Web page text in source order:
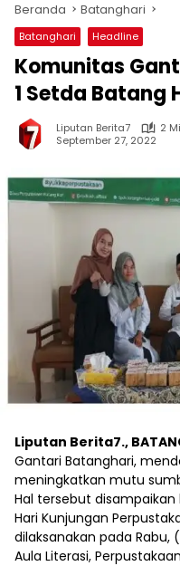
Beranda Batanghari
Batanghari Headline
Komunitas
1 Setda Batang
Liputan Berita7
2
September 27, 2022
Liputan Berita7.,
Gantari Batanghari,
meningkatkan mutu
Hal tersebut
Hari Kunjungan
dilaksanakan pada
Aula Literasi,